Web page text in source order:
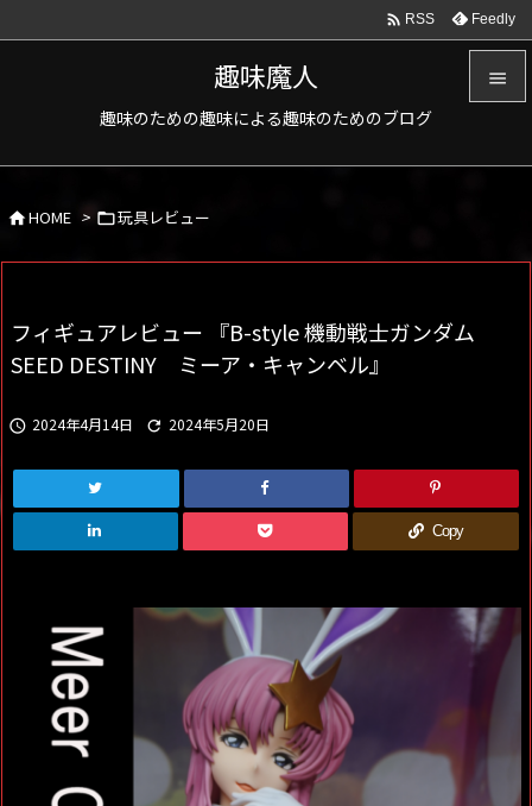
趣味魔人
趣味のための趣味による趣味のためのブログ

 RSS Feedly
HOME > 玩具レビュー
フィギュアレビュー 『B-style 機動戦士ガンダム
SEED DESTINY ミーア・キャンベル』
 2024年4月14日  2024年5月20日
Copy